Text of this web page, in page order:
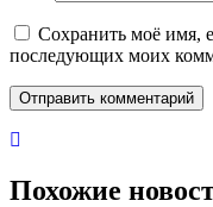
Сохранить моё имя,
последующих моих
Похожие